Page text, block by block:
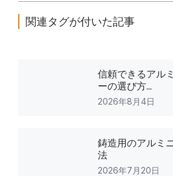
関連タグが付いた記事
信頼できるアル
ーの選び方...
2026年8月4日
鋳造用のアルミ
法
2026年7月20日